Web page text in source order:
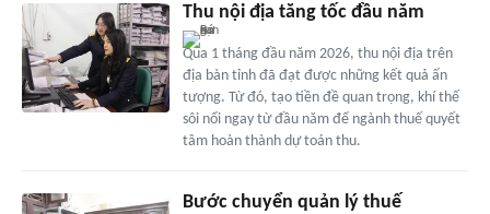
Thu nội địa tăng tốc đầu năm
Qua 1 tháng đầu năm 2026, thu nội địa trên
địa bàn tỉnh đã đạt được những kết quả ấn
tượng. Từ đó, tạo tiền đề quan trọng, khí thế
sôi nổi ngay từ đầu năm để ngành thuế quyết
tâm hoàn thành dự toán thu.
Bước chuyển quản lý thuế